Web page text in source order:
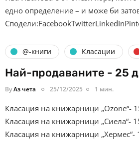
едно определение – и може би
@-книги Класации
Най-продаваните - 25
ByАз чета 25/12/2025 1 мин.
Класация на книжарници „Ozone“-
Класация на книжарници „Сиела“-
Класация на книжарници „Хермес“-